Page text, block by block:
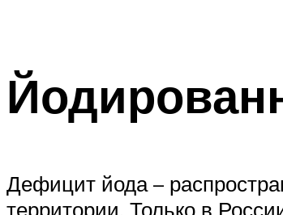
Дефицит йода –
территории. Только в